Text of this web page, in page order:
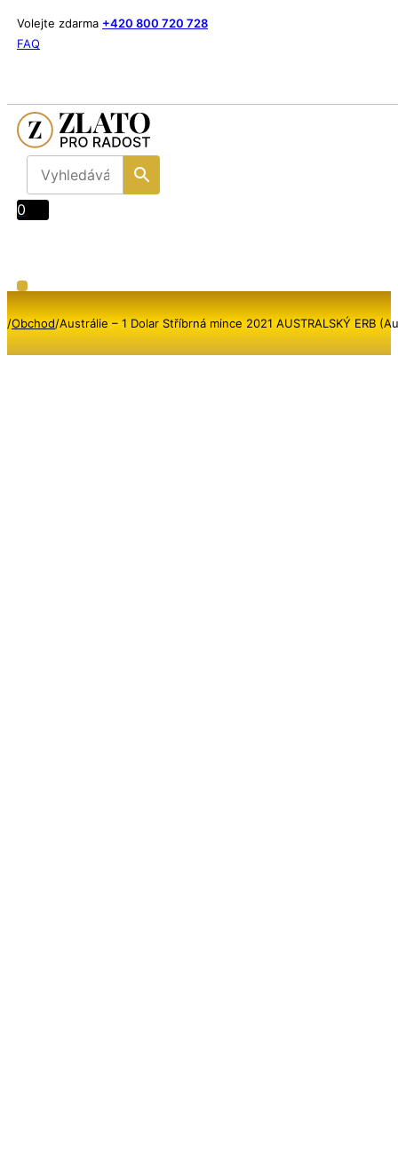
Volejte zdarma +420 800 720 728
FAQ
0
/Obchod/Austrálie – 1 Dolar Stříbrná mince 2021 AUSTRALSKÝ ERB